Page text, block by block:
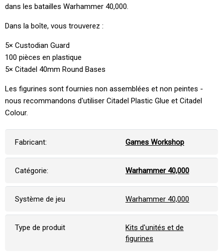
dans les batailles Warhammer 40,000.
Dans la boîte, vous trouverez :
5× Custodian Guard
100 pièces en plastique
5× Citadel 40mm Round Bases
Les figurines sont fournies non assemblées et non peintes -
nous recommandons d'utiliser Citadel Plastic Glue et Citadel
Colour.
Fabricant: Games Workshop
Catégorie: Warhammer 40,000
Système de jeu Warhammer 40,000
Type de produit
Kits d'unités et de
figurines